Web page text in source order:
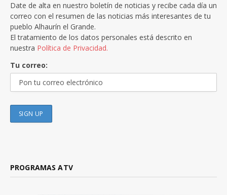
Date de alta en nuestro boletín de noticias y recibe cada día un
correo con el resumen de las noticias más interesantes de tu
pueblo Alhaurín el Grande.
El tratamiento de los datos personales está descrito en
nuestra Política de Privacidad.
Tu correo:
PROGRAMAS ATV